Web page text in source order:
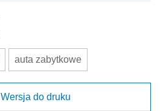
auta zabytkowe
Wersja do druku